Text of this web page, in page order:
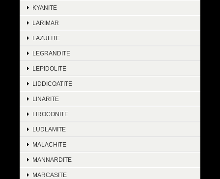
KYANITE
LARIMAR
LAZULITE
LEGRANDITE
LEPIDOLITE
LIDDICOATITE
LINARITE
LIROCONITE
LUDLAMITE
MALACHITE
MANNARDITE
MARCASITE